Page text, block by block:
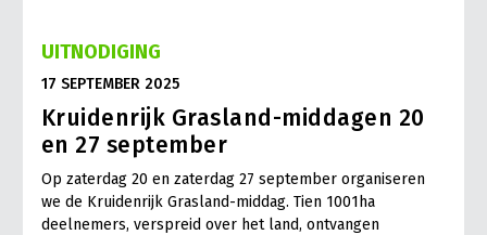
UITNODIGING
17 SEPTEMBER 2025
Kruidenrijk Grasland-middagen 20
en 27 september
Op zaterdag 20 en zaterdag 27 september organiseren
we de Kruidenrijk Grasland-middag. Tien 1001ha
deelnemers, verspreid over het land, ontvangen